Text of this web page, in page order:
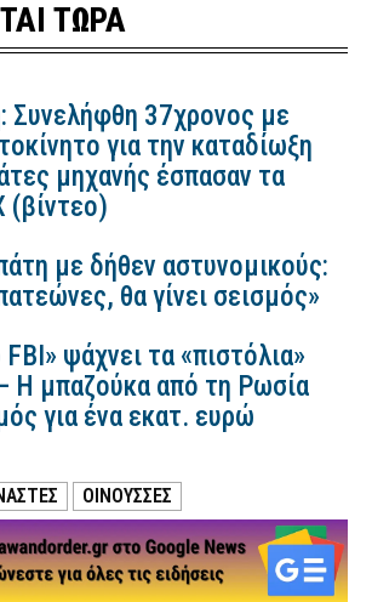
ΤΩΡΑ
Συνελήφθη 37χρονος με
για την καταδίωξη
μηχανής έσπασαν τα
(βίντεο)
με δήθεν αστυνομικούς:
θα γίνει σεισμός»
ψάχνει τα «πιστόλια»
Η μπαζούκα από τη Ρωσία
για ένα εκατ. ευρώ
ΟΙΝΟΥΣΣΕΣ